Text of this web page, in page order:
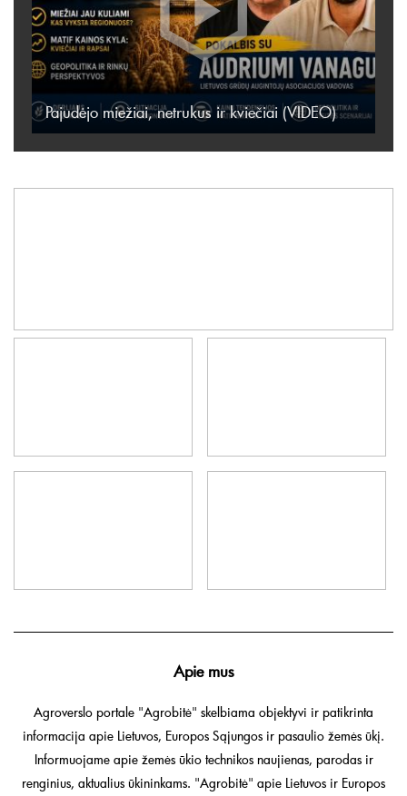
Pajudėjo miežiai, netrukus ir kviečiai (VIDEO)
Apie mus
Agroverslo portale "Agrobitė" skelbiama objektyvi ir patikrinta
informacija apie Lietuvos, Europos Sąjungos ir pasaulio žemės ūkį.
Informuojame apie žemės ūkio technikos naujienas, parodas ir
renginius, aktualius ūkininkams. "Agrobitė" apie Lietuvos ir Europos